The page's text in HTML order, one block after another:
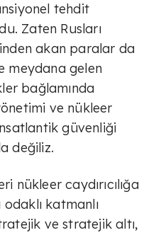
tehdit
Zaten Rusları
akan paralar da
meydana gelen
bağlamında
ve nükleer
güvenliği
değiliz.
nükleer caydırıcılığa
odaklı katmanlı
ve stratejik altı,